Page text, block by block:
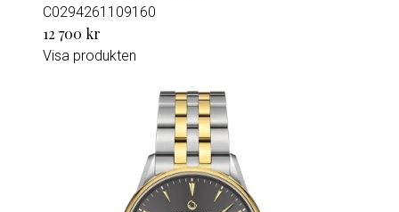
C0294261109160
12 700 kr
Visa produkten